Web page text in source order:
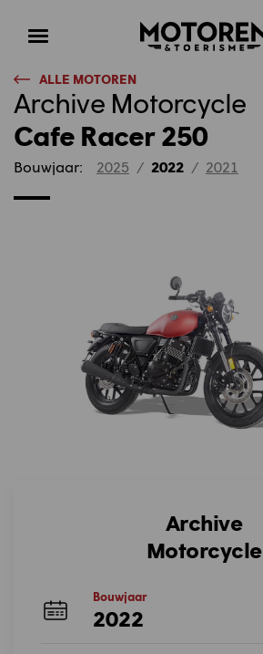
Open
Homepage
ALLE MOTOREN
Archive Motorcycle
Cafe Racer 250
Bouwjaar: 2025 / 2022 / 2021
Archive
Motorcycle
Bouwjaar
2022